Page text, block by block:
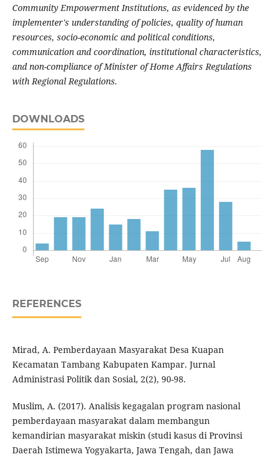
Community Empowerment Institutions, as evidenced by the
implementer's understanding of policies, quality of human
resources, socio-economic and political conditions,
communication and coordination, institutional characteristics,
and non-compliance of Minister of Home Affairs Regulations
with Regional Regulations.
DOWNLOADS
REFERENCES
Mirad, A. Pemberdayaan Masyarakat Desa Kuapan
Kecamatan Tambang Kabupaten Kampar. Jurnal
Administrasi Politik dan Sosial, 2(2), 90-98.
Muslim, A. (2017). Analisis kegagalan program nasional
pemberdayaan masyarakat dalam membangun
kemandirian masyarakat miskin (studi kasus di Provinsi
Daerah Istimewa Yogyakarta, Jawa Tengah, dan Jawa